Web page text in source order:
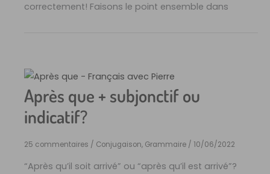
correctement! Faisons le point ensemble dans
Après que + subjonctif ou
indicatif?
25 commentaires / Conjugaison, Grammaire / 10/06/2022
“Après qu’il soit arrivé” ou “après qu’il est arrivé”?